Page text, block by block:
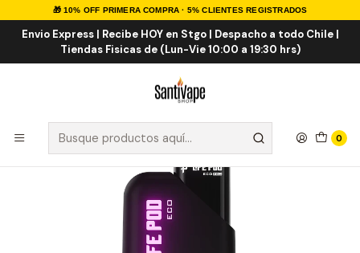
🎁 10% OFF PRIMERA COMPRA · 5% CLIENTES REGISTRADOS
Envio Express | Recibe HOY en Stgo | Despacho a todo Chile |
Tiendas Fisicas de (Lun-Vie 10:00 a 19:30 hrs)
0
Inicio LIFE POD LIFE POD ECO PRO KIT
Life Pod Kit Eco Pro + Love 66 8.000 Puff